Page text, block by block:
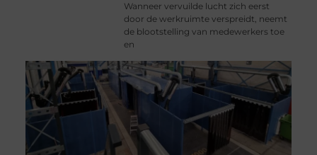
Wanneer vervuilde lucht zich eerst
door de werkruimte verspreidt, neemt
de blootstelling van medewerkers toe
en